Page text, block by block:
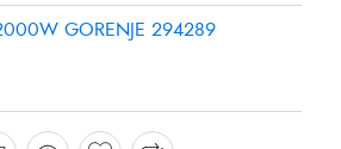
GORENJE 294289
SAMSUNG DA9600013Y
SAMSUNG DA96-00280K